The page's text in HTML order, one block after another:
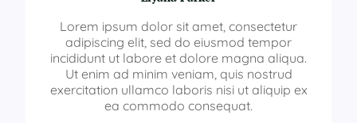
Lorem ipsum dolor sit amet, consectetur
adipiscing elit, sed do eiusmod tempor
incididunt ut labore et dolore magna aliqua.
Ut enim ad minim veniam, quis nostrud
exercitation ullamco laboris nisi ut aliquip ex
ea commodo consequat.